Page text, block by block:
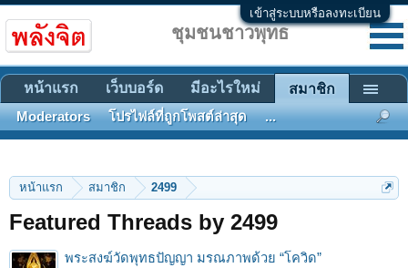
เข้าสู่ระบบหรือลงทะเบียน
หน้าแรก สมาชิก 2499
Featured Threads by 2499
พระสงฆ์วัดพุทธปัญญา มรณภาพด้วย “โควิด”
ชุมชนชาวพุทธ
หน้าแรก เว็บบอร์ด มีอะไรใหม่ สมาชิก
Moderators โปรไฟล์ที่ถูกโพสต์ล่าสุด ...